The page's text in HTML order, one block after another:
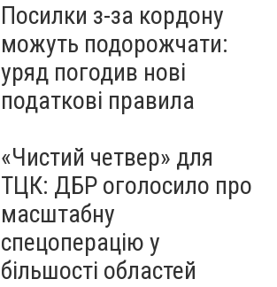
Посилки з-за кордону
можуть подорожчати:
уряд погодив нові
податкові правила
«Чистий четвер» для
ТЦК: ДБР оголосило про
масштабну
спецоперацію у
більшості областей